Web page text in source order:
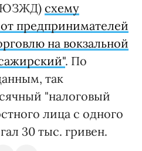
(ЮЗЖД) схему
предпринимателей
на вокзальной
. По
так
"налоговый
лица с одного
30 тыс. гривен.